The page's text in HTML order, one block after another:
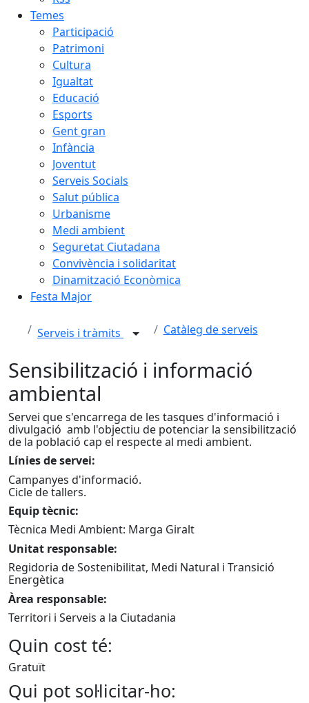
Temes
Participació
Patrimoni
Cultura
Igualtat
Educació
Esports
Gent gran
Infància
Joventut
Serveis Socials
Salut pública
Urbanisme
Medi ambient
Seguretat Ciutadana
Convivència i solidaritat
Dinamització Econòmica
Festa Major
Serveis i tràmits Catàleg de serveis
Sensibilització i informació
ambiental
Servei que s'encarrega de les tasques d'informació i
divulgació amb l'objectiu de potenciar la sensibilització
de la població cap el respecte al medi ambient.
Línies de servei:
Campanyes d'informació.
Cicle de tallers.
Equip tècnic:
Tècnica Medi Ambient: Marga Giralt
Unitat responsable:
Regidoria de Sostenibilitat, Medi Natural i Transició
Energètica
Àrea responsable:
Territori i Serveis a la Ciutadania
Quin cost té:
Gratuït
Qui pot sol·licitar-ho: